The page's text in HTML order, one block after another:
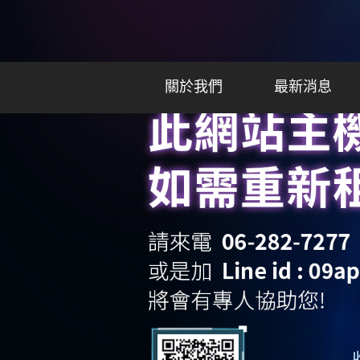
關於我們 最新消息